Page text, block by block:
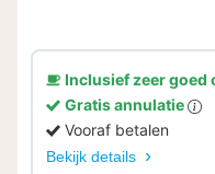
Inclusief zeer goed
Gratis annulatie
Vooraf betalen
Bekijk details